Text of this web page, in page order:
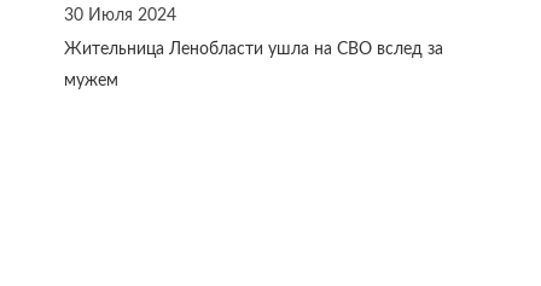
30 Июля 2024
Жительница Ленобласти ушла на СВО вслед за
мужем